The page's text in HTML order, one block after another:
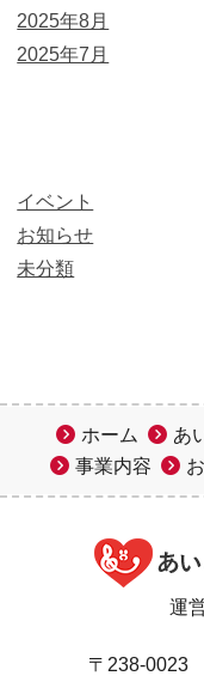
2025年8月
2025年7月
イベント
お知らせ
未分類
ホーム
あ
事業内容
運
〒238-0023